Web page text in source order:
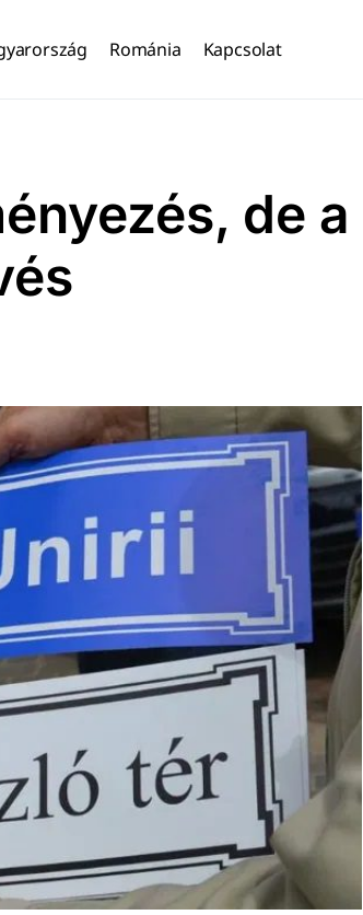
Románia Kapcsolat
de a